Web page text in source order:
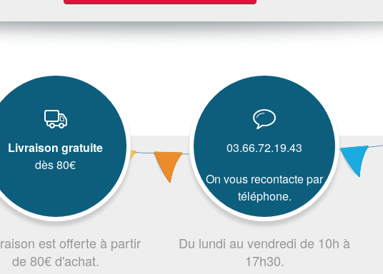
Livraison gratuite
dès 80€
est offerte à partir
de 80€ d'achat.
03.66.72.19.43
On vous recontacte par
téléphone.
Du lundi au vendredi de 10h à
17h30.